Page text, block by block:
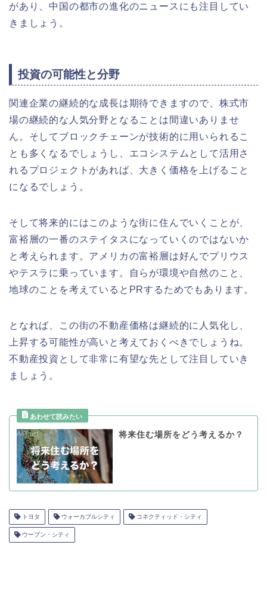
があり、中国の都市の進化のニュースにも注目してい
きましょう。
投資の可能性と分野
関連企業の継続的な成長は期待できますので、株式市
場の継続的な人気分野となることは間違いありませ
ん。そしてブロックチェーンが技術的に用いられるこ
とも多くなるでしょうし、エコシステムとして活用さ
れるプロジェクトがあれば、大きく価格を上げること
になるでしょう。
そして将来的にはこのような街に住んでいくことが、
富裕層の一番のステイタスになっていくのではないか
と考えられます。アメリカの富裕層は好んでプリウス
やテスラに乗っています。自らが環境や自然のこと、
地球のことを考えているとPRするためでもあります。
となれば、この街の不動産価格は継続的に人気化し、
上昇する可能性が高いと考えておくべきでしょうね。
不動産投資として非常に有望な先として注目していき
ましょう。
将来住む場所をどう考えるか？
トヨタ ウォーカブルシティ コネクティッド・シティ
ウーブン・シティ